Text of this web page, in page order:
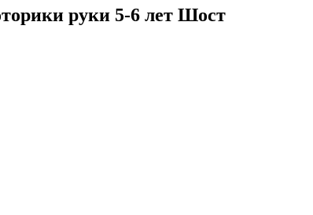
руки 5-6 лет Шост